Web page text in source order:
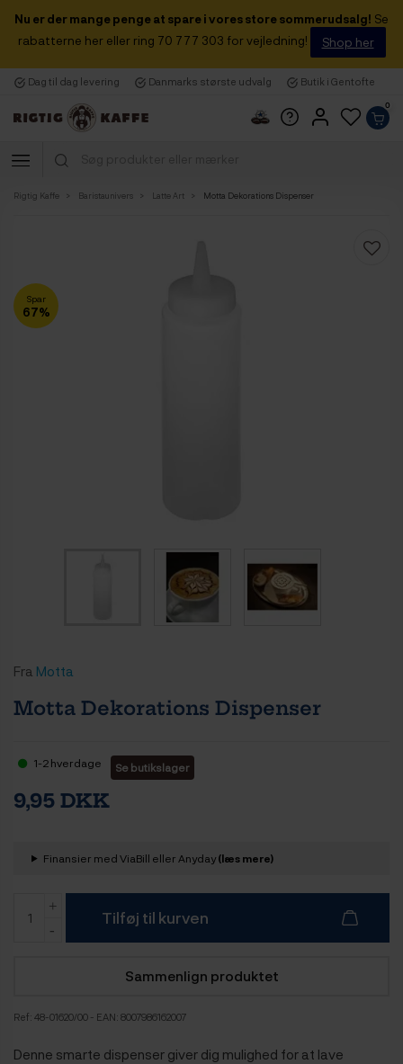
Nu er der mange penge at spare i vores store sommerudsalg! Se
rabatterne her eller ring 70 777 303 for vejledning!
Shop her
Dag til dag levering Danmarks største udvalg Butik i Gentofte
0
Rigtig Kaffe Baristaunivers Latte Art Motta Dekorations Dispenser
Spar
67%
Fra Motta
Motta Dekorations Dispenser
1-2 hverdage Se butikslager
9,95 DKK
Finansier med ViaBill eller Anyday(læs mere)
Tilføj til kurven
Sammenlign produktet
Ref: 48-01620/00 - EAN: 8007986162007
Denne smarte dispenser giver dig mulighed for at lave